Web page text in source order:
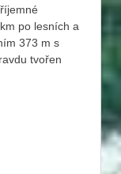
po lesních a
373 m s
tvořen